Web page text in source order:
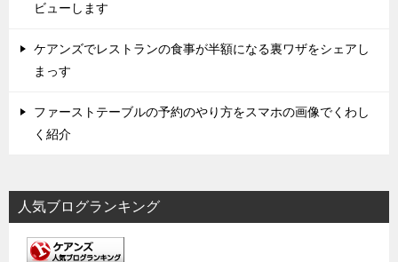
ビューします
ケアンズでレストランの食事が半額になる裏ワザをシェアし
まっす
ファーストテーブルの予約のやり方をスマホの画像でくわし
く紹介
人気ブログランキング